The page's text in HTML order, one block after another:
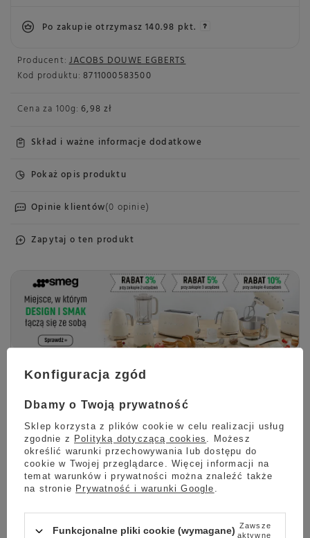
Producent: JACOBS DOUWE EGBERTS
Kod produktu: 8711000583500
Cena za 100g: 6,98 zł
Skład i ważne informacje dodatkowe
Pokaż opis produktu
Opinie klientów(0 opinie)
Zapytaj o ten produkt
Po zakupie otrzymasz140.98 pkt.
KUCHENNE REWOLUCJE Z
MARKĄ SMEG!
Do końca promocji pozostało:
30
dni
03
godzin
46
minut
50
sekund
Konfiguracja zgód
Dbamy o Twoją prywatność
Sklep korzysta z plików cookie w celu realizacji usług
zgodnie z Polityką dotyczącą cookies . Możesz
określić warunki przechowywania lub dostępu do
cookie w Twojej przeglądarce. Więcej informacji na
temat warunków i prywatności można znaleźć także
na stronie Prywatność i warunki Google .
Funkcjonalne pliki cookie (wymagane) Zawsze
aktywne